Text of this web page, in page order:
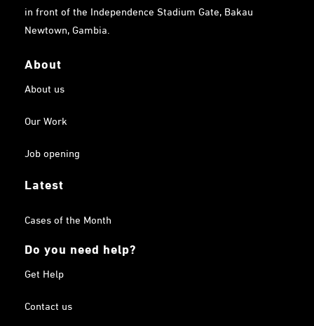
in front of the Independence Stadium Gate, Bakau
Newtown, Gambia.
About
About us
Our Work
Job opening
Latest
Cases of the Month
Do you need help?
Get Help
Contact us